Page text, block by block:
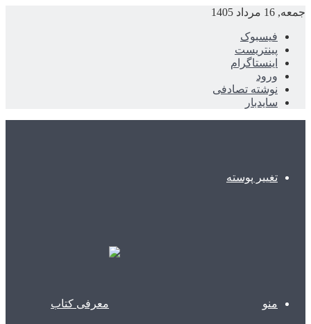
جمعه, 16 مرداد 1405
فیسبوک
پینتریست
اینستاگرام
ورود
نوشته تصادفی
سایدبار
تغییر پوسته
منو